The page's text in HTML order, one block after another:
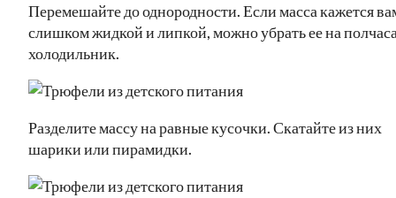
Перемешайте до однородности. Если масса кажется
слишком жидкой и липкой, можно убрать ее на
холодильник.
Разделите массу на равные кусочки. Скатайте из них
шарики или пирамидки.